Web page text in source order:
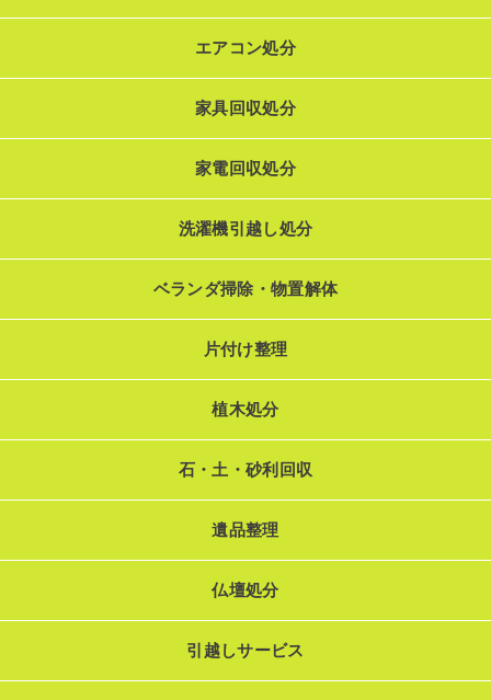
エアコン処分
家具回収処分
家電回収処分
洗濯機引越し処分
ベランダ掃除・物置解体
片付け整理
植木処分
石・土・砂利回収
遺品整理
仏壇処分
引越しサービス